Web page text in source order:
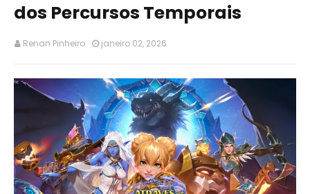
dos Percursos Temporais
Renan Pinheiro janeiro 02, 2026